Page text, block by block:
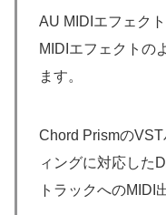
AU MIDIエフェク
MIDIエフェクトの
ます。
Chord Prismの
ィングに対応した
トラックへのMIDI